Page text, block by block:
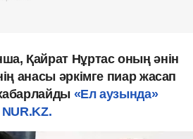
Қайрат Нұртас оның әнін
анасы әркімге пиар жасап
«Ел аузында»
NUR.KZ.